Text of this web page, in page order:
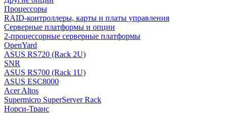
Процессоры
RAID-контроллеры, карты и платы управления
Серверные платформы и опции
2-процессорные серверные платформы
OpenYard
ASUS RS720 (Rack 2U)
SNR
ASUS RS700 (Rack 1U)
ASUS ESC8000
Acer Altos
Supermicro SuperServer Rack
Норси-Транс